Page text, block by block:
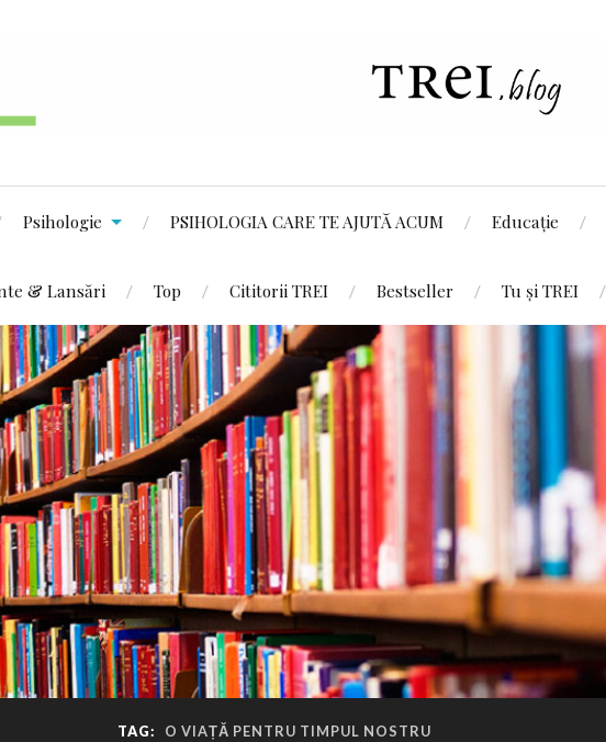
Psihologie PSIHOLOGIA CARE TE AJUTĂ ACUM Educație
& Lansări Top Cititorii TREI Bestseller Tu și TREI
TAG: O VIAȚĂ PENTRU TIMPUL NOSTRU